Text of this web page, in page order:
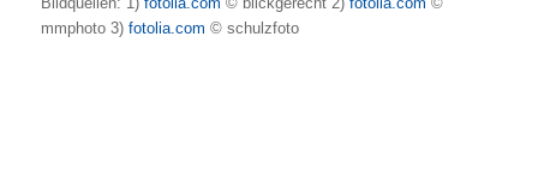
mmphoto 3) fotolia.com © schulzfoto